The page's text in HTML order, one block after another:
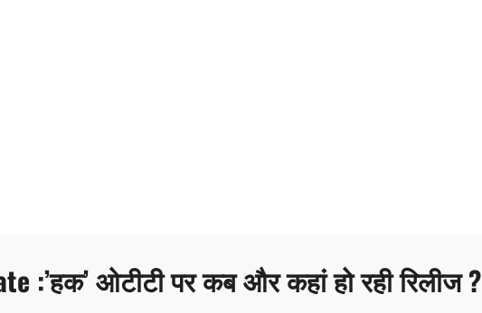
:’हक’ ओटीटी पर कब और कहां हो रही रिलीज ?